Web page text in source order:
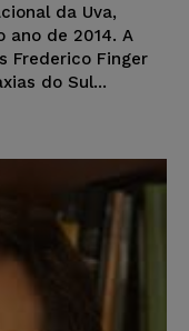
da Uva,
ano de 2014. A
Frederico Finger
do Sul...